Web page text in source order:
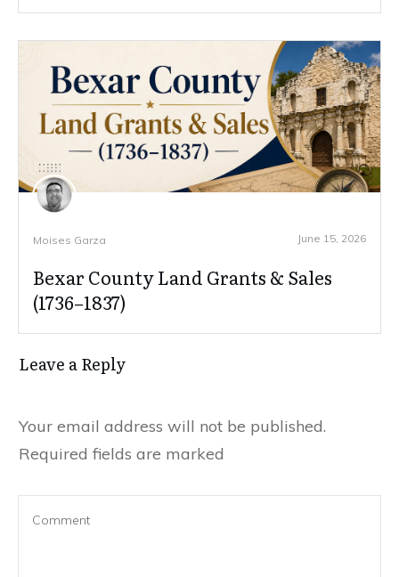
Moises Garza June 15, 2026
Bexar County Land Grants & Sales
(1736–1837)
Leave a Reply
Your email address will not be published.
Required fields are marked